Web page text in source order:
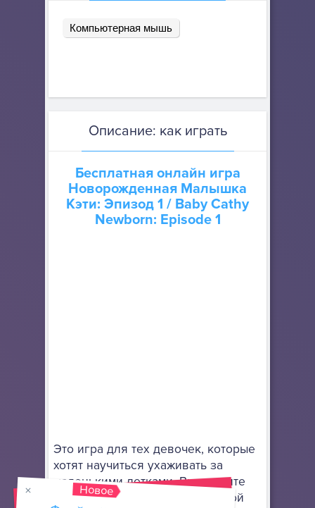
Компьютерная мышь
Описание: как играть
Бесплатная онлайн игра
Новорожденная Малышка
Кэти: Эпизод 1 / Baby Cathy
Newborn: Episode 1
Это игра для тех девочек, которые
хотят научиться ухаживать за
маленькими детками. Вы увидите
сразу молодую семью, в которой
Новое